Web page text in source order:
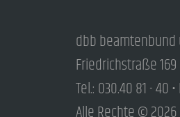
dbb
Friedrichstraße 169
Tel.: 030.40 81 - 40